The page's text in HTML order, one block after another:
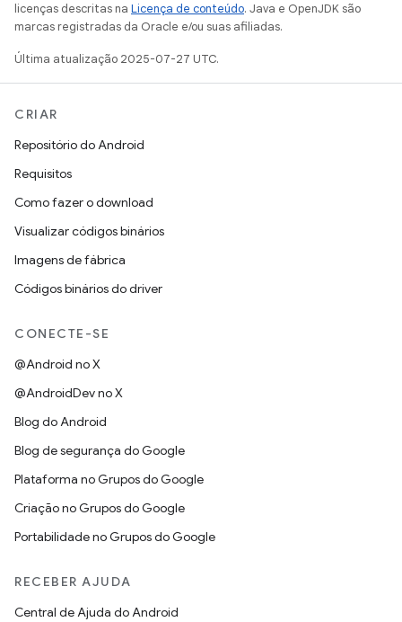
licenças descritas na Licença de conteúdo. Java e OpenJDK são
marcas registradas da Oracle e/ou suas afiliadas.
Última atualização 2025-07-27 UTC.
CRIAR
Repositório do Android
Requisitos
Como fazer o download
Visualizar códigos binários
Imagens de fábrica
Códigos binários do driver
CONECTE-SE
@Android no X
@AndroidDev no X
Blog do Android
Blog de segurança do Google
Plataforma no Grupos do Google
Criação no Grupos do Google
Portabilidade no Grupos do Google
RECEBER AJUDA
Central de Ajuda do Android